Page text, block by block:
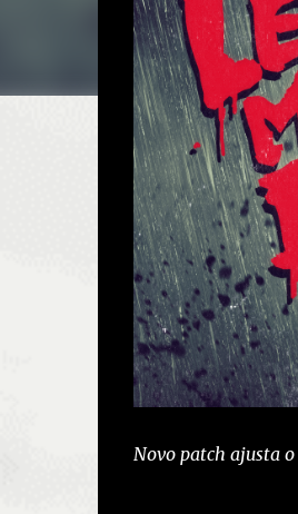
Novo patch ajusta